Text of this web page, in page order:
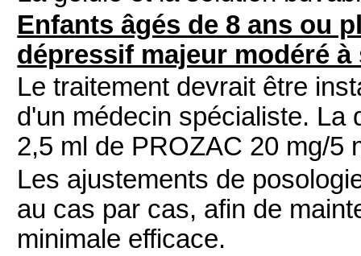
Enfants âgés de 8 ans ou
dépressif majeur modéré à
Le traitement devrait être
d'un médecin spécialiste. La
2,5 ml de PROZAC 20 mg/5
Les ajustements de
au cas par cas, afin de
minimale efficace.